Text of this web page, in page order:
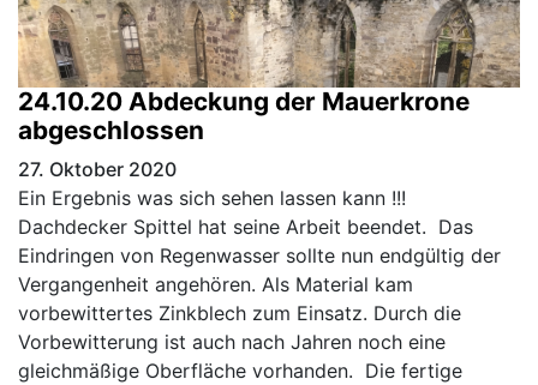
24.10.20 Abdeckung der Mauerkrone
abgeschlossen
27. Oktober 2020
Ein Ergebnis was sich sehen lassen kann !!!
Dachdecker Spittel hat seine Arbeit beendet. Das
Eindringen von Regenwasser sollte nun endgültig der
Vergangenheit angehören. Als Material kam
vorbewittertes Zinkblech zum Einsatz. Durch die
Vorbewitterung ist auch nach Jahren noch eine
gleichmäßige Oberfläche vorhanden. Die fertige